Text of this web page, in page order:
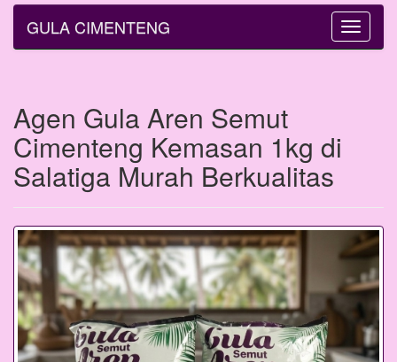
Toggle
GULA CIMENTENG
Agen Gula Aren Semut
Cimenteng Kemasan 1kg di
Salatiga Murah Berkualitas